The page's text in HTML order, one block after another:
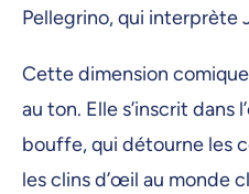
Pellegrino, qui interprète
Cette dimension
au ton. Elle s’inscrit dans
bouffe, qui détourne les
les clins d’œil au monde